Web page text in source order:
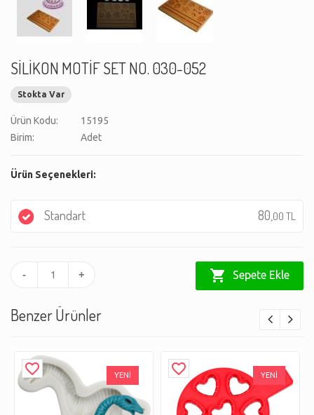
SİLİKON MOTİF SET NO. 030-052
Stokta Var
Ürün Kodu:
15195
Birim:
Adet
Ürün Seçenekleri:
Standart 80, 00 TL
- + shopping_cart Sepete Ekle
Benzer Ürünler
favorite_border YENİ favorite_border YENİ